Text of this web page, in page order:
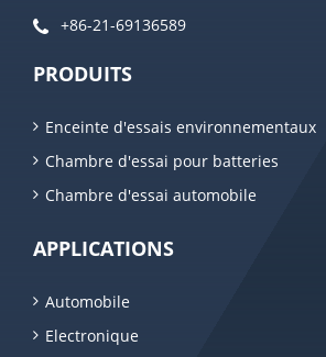
+86-21-69136589
PRODUITS
Enceinte d'essais environnementaux
Chambre d'essai pour batteries
Chambre d'essai automobile
APPLICATIONS
Automobile
Electronique